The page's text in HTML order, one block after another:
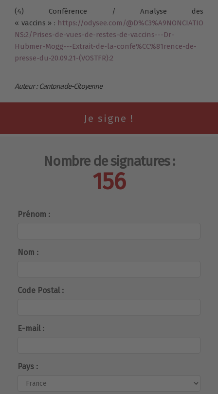
(4) Conférence / Analyse des
« vaccins » : https://odysee.com/@D%C3%A9NONCIATIO
NS:2/Prises-de-vues-de-restes-de-vaccins---Dr-
Hubmer-Mogg---Extrait-de-la-confe%CC%81rence-de-
presse-du-20.09.21-(VOSTFR):2
Auteur : Cantonade-Citoyenne
Nombre de signatures :
156
Prénom :
Nom :
Code Postal :
E-mail :
Pays :